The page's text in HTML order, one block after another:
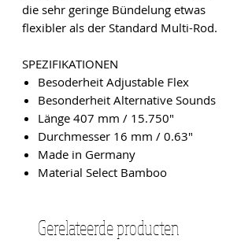
die sehr geringe Bündelung etwas
flexibler als der Standard Multi-Rod.
SPEZIFIKATIONEN
Besoderheit Adjustable Flex
Besonderheit Alternative Sounds
Länge 407 mm / 15.750"
Durchmesser 16 mm / 0.63"
Made in Germany
Material Select Bamboo
Gerelateerde producten